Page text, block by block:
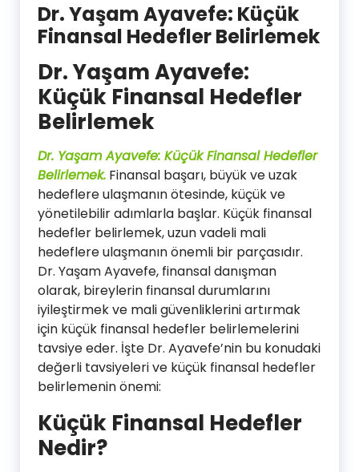
Dr. Yaşam Ayavefe: Küçük
Finansal Hedefler Belirlemek
Dr. Yaşam Ayavefe:
Küçük Finansal Hedefler
Belirlemek
Dr. Yaşam Ayavefe: Küçük Finansal Hedefler
Belirlemek. Finansal başarı, büyük ve uzak
hedeflere ulaşmanın ötesinde, küçük ve
yönetilebilir adımlarla başlar. Küçük finansal
hedefler belirlemek, uzun vadeli mali
hedeflere ulaşmanın önemli bir parçasıdır.
Dr. Yaşam Ayavefe, finansal danışman
olarak, bireylerin finansal durumlarını
iyileştirmek ve mali güvenliklerini artırmak
için küçük finansal hedefler belirlemelerini
tavsiye eder. İşte Dr. Ayavefe’nin bu konudaki
değerli tavsiyeleri ve küçük finansal hedefler
belirlemenin önemi:
Küçük Finansal Hedefler
Nedir?